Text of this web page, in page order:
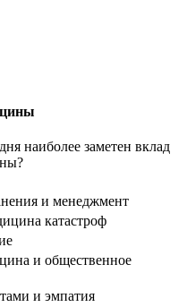
наиболее заметен вклад
и менеджмент
катастроф
и общественное
и эмпатия